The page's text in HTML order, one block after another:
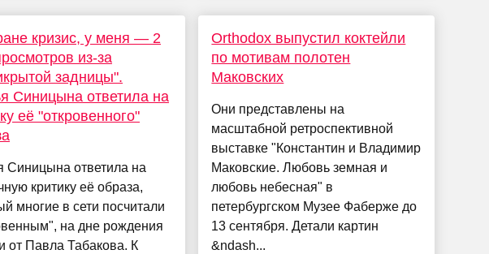
кризис, у меня — 2
из-за
задницы".
Синицына ответила на
её "откровенного"
Синицына ответила на
критику её образа,
многие в сети посчитали
на дне рождения
от Павла Табакова. К
Orthodox выпустил коктейли
по мотивам полотен
Маковских
Они представлены на
масштабной ретроспективной
выставке "Константин и Владимир
Маковские. Любовь земная и
любовь небесная" в
петербургском Музее Фаберже до
13 сентября. Детали картин
&ndash...